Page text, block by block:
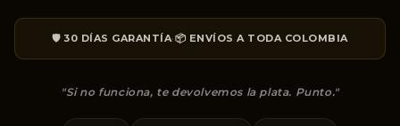
🛡️ 30 DÍAS GARANTÍA·📦 ENVÍOS A TODA COLOMBIA
"Si no funciona, te devolvemos la plata. Punto."